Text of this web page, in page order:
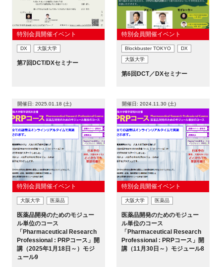
施設ご予約
お問い合わせ
新規登録
イベント
プログラム
インタビュー・コラム
ニュース・掲示板
LINK-Jを知る
特別会員開催イベント
DX 大阪大学
第7回DCT/DXセミナー
特別会員開催イベント
Blockbuster TOKYO
DX
大阪大学
第6回DCT／DXセミナー
開催日: 2025.01.18 (土)
特別会員開催イベント
大阪大学 医薬品
医薬品開発のためのモジュー
ル単位のコース
「Pharmaceutical Research
Professional : PRPコース」開
講（2025年1月18日～）モジ
ュール9
開催日: 2024.11.30 (土)
特別会員開催イベント
大阪大学 医薬品
医薬品開発のためのモジュー
ル単位のコース
「Pharmaceutical Research
Professional : PRPコース」開
講（11月30日～）モジュール8